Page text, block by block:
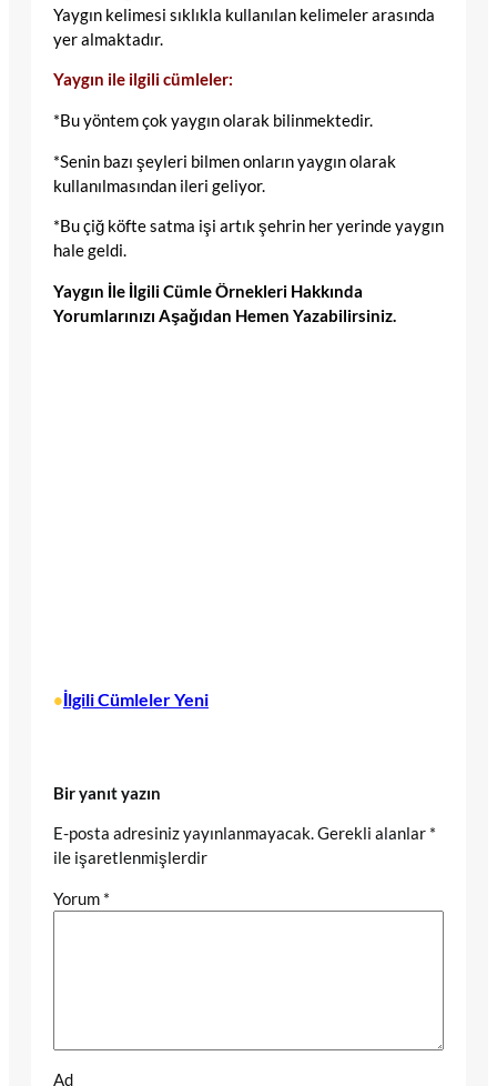
Yaygın kelimesi sıklıkla kullanılan kelimeler arasında
yer almaktadır.
Yaygın ile ilgili cümleler:
*Bu yöntem çok yaygın olarak bilinmektedir.
*Senin bazı şeyleri bilmen onların yaygın olarak
kullanılmasından ileri geliyor.
*Bu çiğ köfte satma işi artık şehrin her yerinde yaygın
hale geldi.
Yaygın İle İlgili Cümle Örnekleri Hakkında
Yorumlarınızı Aşağıdan Hemen Yazabilirsiniz.
•İlgili Cümleler Yeni
Bir yanıt yazın
E-posta adresiniz yayınlanmayacak.Gerekli alanlar *
ile işaretlenmişlerdir
Yorum *
Ad